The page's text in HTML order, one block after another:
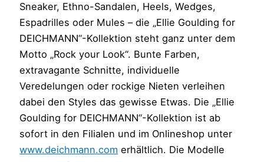
Sneaker, Ethno-Sandalen, Heels, Wedges,
Espadrilles oder Mules – die „Ellie Goulding for
DEICHMANN“-Kollektion steht ganz unter dem
Motto „Rock your Look“. Bunte Farben,
extravagante Schnitte, individuelle
Veredelungen oder rockige Nieten verleihen
dabei den Styles das gewisse Etwas. Die „Ellie
Goulding for DEICHMANN“-Kollektion ist ab
sofort in den Filialen und im Onlineshop unter
www.deichmann.com erhältlich. Die Modelle